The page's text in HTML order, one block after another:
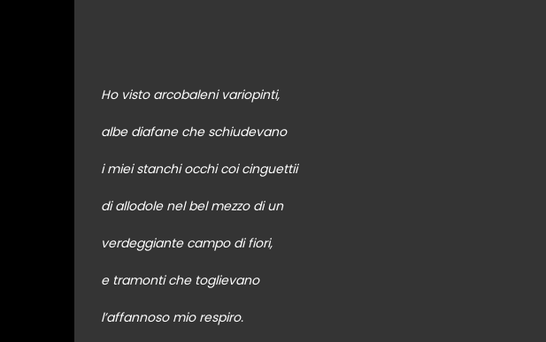
Ho visto arcobaleni variopinti,
albe diafane che schiudevano
i miei stanchi occhi coi cinguettii
di allodole nel bel mezzo di un
verdeggiante campo di fiori,
e tramonti che toglievano
l’affannoso mio respiro.